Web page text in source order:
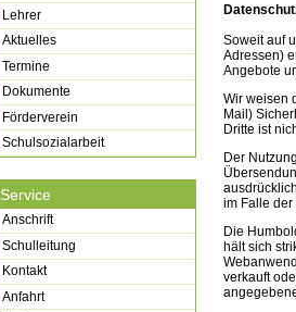
Soweit auf
Adressen)
Angebote
Wir weisen
Mail)
Dritte ist
Der
im Falle der
Die
hält sich
verkauft
Lehrer
Aktuelles
Termine
Dokumente
Förderverein
Schulsozialarbeit
Service
Anschrift
Schulleitung
Kontakt
Anfahrt